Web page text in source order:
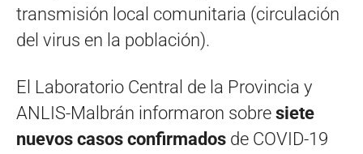
transmisión local comunitaria (circulación
del virus en la población).
El Laboratorio Central de la Provincia y
ANLIS-Malbrán informaron sobre siete
nuevos casos confirmados de COVID-19